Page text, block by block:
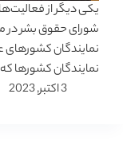
یکی دیگر از
شورای حقوق بشر در
نمایندگان کشورهای
نمایندگان کشورها
3 اکتبر, 2023